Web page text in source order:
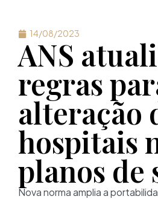
14/08/2023
ANS
regras
alteração
hospitais
planos de
Nova norma amplia a